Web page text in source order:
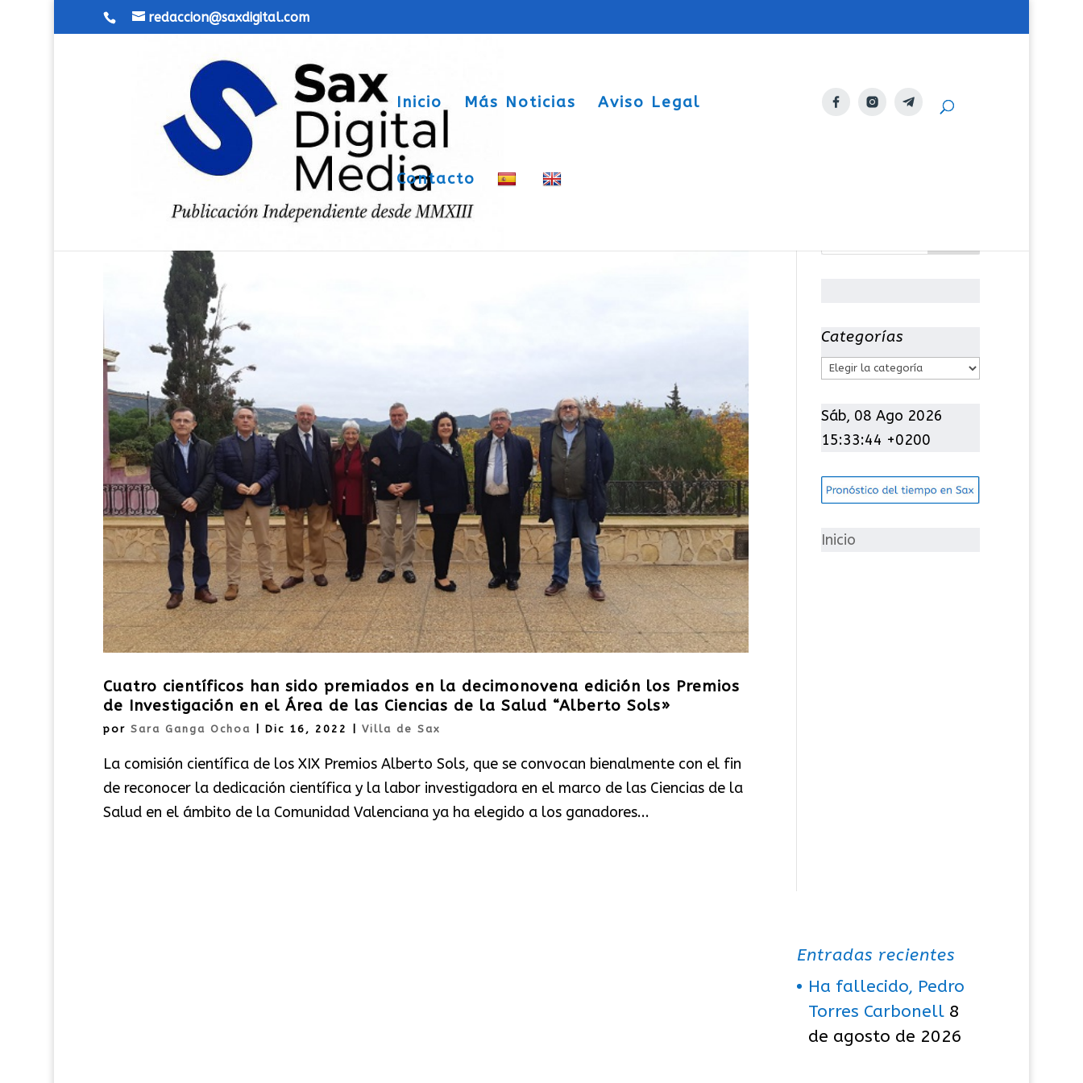
redaccion@saxdigital.com
Inicio Más Noticias Aviso Legal
Contacto
Cuatro científicos han sido premiados en la decimonovena edición los Premios
de Investigación en el Área de las Ciencias de la Salud “Alberto Sols»
por Sara Ganga Ochoa Dic 16, 2022 Villa de Sax
La comisión científica de los XIX Premios Alberto Sols, que se convocan bienalmente con el fin
de reconocer la dedicación científica y la labor investigadora en el marco de las Ciencias de la
Salud en el ámbito de la Comunidad Valenciana ya ha elegido a los ganadores...
Categorías
C
t
e
o
í
Sáb, 08 Ago 2026
15:33:45 +0200
Inicio
Entradas recientes
Ha fallecido, Pedro
Torres Carbonell 8
de agosto de 2026